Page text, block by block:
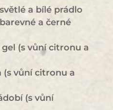
a bílé prádlo
a černé
(s vůní citronu a
(s vůní citronu a
(s vůní